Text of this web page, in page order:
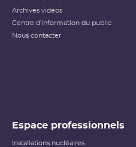
Archives vidéos
Centre d'information du public
Nous contacter
Espace professionnels
Installations nucléaires